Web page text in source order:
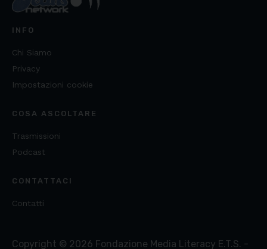
INFO
Chi Siamo
Privacy
Impostazioni cookie
COSA ASCOLTARE
Trasmissioni
Podcast
CONTATTACI
Contatti
Copyright © 2026 Fondazione Media Literacy E.T.S. -